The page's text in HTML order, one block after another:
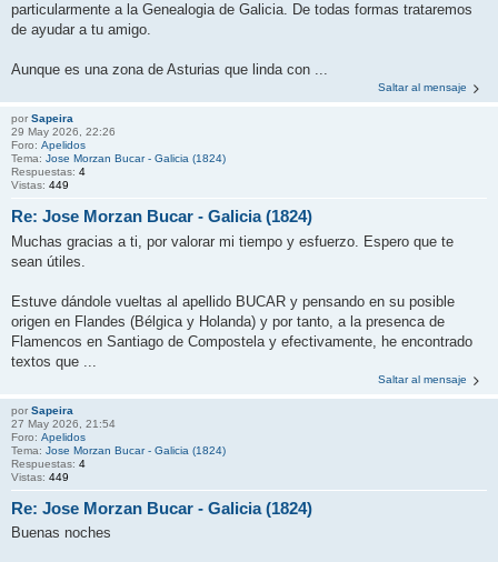
particularmente a la Genealogia de Galicia. De todas formas trataremos
de ayudar a tu amigo.
Aunque es una zona de Asturias que linda con ...
Saltar al mensaje
por Sapeira
29 May 2026, 22:26
Foro: Apelidos
Tema: Jose Morzan Bucar - Galicia (1824)
Respuestas: 4
Vistas: 449
Re: Jose Morzan Bucar - Galicia (1824)
Muchas gracias a ti, por valorar mi tiempo y esfuerzo. Espero que te
sean útiles.
Estuve dándole vueltas al apellido BUCAR y pensando en su posible
origen en Flandes (Bélgica y Holanda) y por tanto, a la presenca de
Flamencos en Santiago de Compostela y efectivamente, he encontrado
textos que ...
Saltar al mensaje
por Sapeira
27 May 2026, 21:54
Foro: Apelidos
Tema: Jose Morzan Bucar - Galicia (1824)
Respuestas: 4
Vistas: 449
Re: Jose Morzan Bucar - Galicia (1824)
Buenas noches